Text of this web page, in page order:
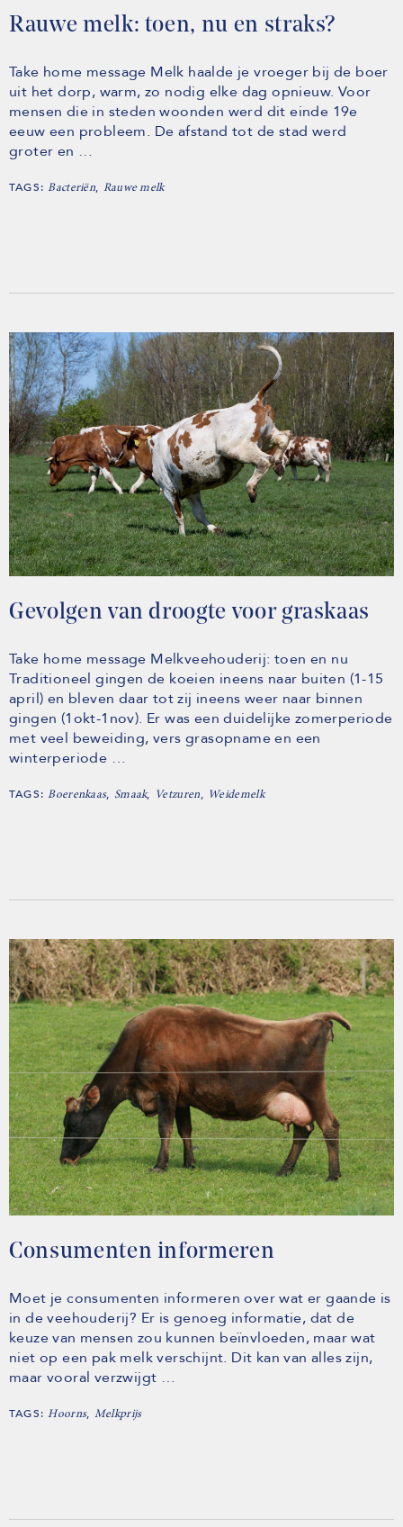
Rauwe melk: toen, nu en straks?
Take home message Melk haalde je vroeger bij de boer
uit het dorp, warm, zo nodig elke dag opnieuw. Voor
mensen die in steden woonden werd dit einde 19e
eeuw een probleem. De afstand tot de stad werd
groter en …
TAGS:Bacteriën, Rauwe melk
Gevolgen van droogte voor graskaas
Take home message Melkveehouderij: toen en nu
Traditioneel gingen de koeien ineens naar buiten (1-15
april) en bleven daar tot zij ineens weer naar binnen
gingen (1okt-1nov). Er was een duidelijke zomerperiode
met veel beweiding, vers grasopname en een
winterperiode …
TAGS:Boerenkaas, Smaak, Vetzuren, Weidemelk
Consumenten informeren
Moet je consumenten informeren over wat er gaande is
in de veehouderij? Er is genoeg informatie, dat de
keuze van mensen zou kunnen beïnvloeden, maar wat
niet op een pak melk verschijnt. Dit kan van alles zijn,
maar vooral verzwijgt …
TAGS:Hoorns, Melkprijs